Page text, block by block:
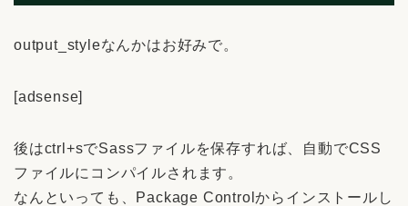
output_styleなんかはお好みで。
[adsense]
後はctrl+sでSassファイルを保存すれば、自動でCSS
ファイルにコンパイルされます。
なんといっても、Package Controlからインストールし